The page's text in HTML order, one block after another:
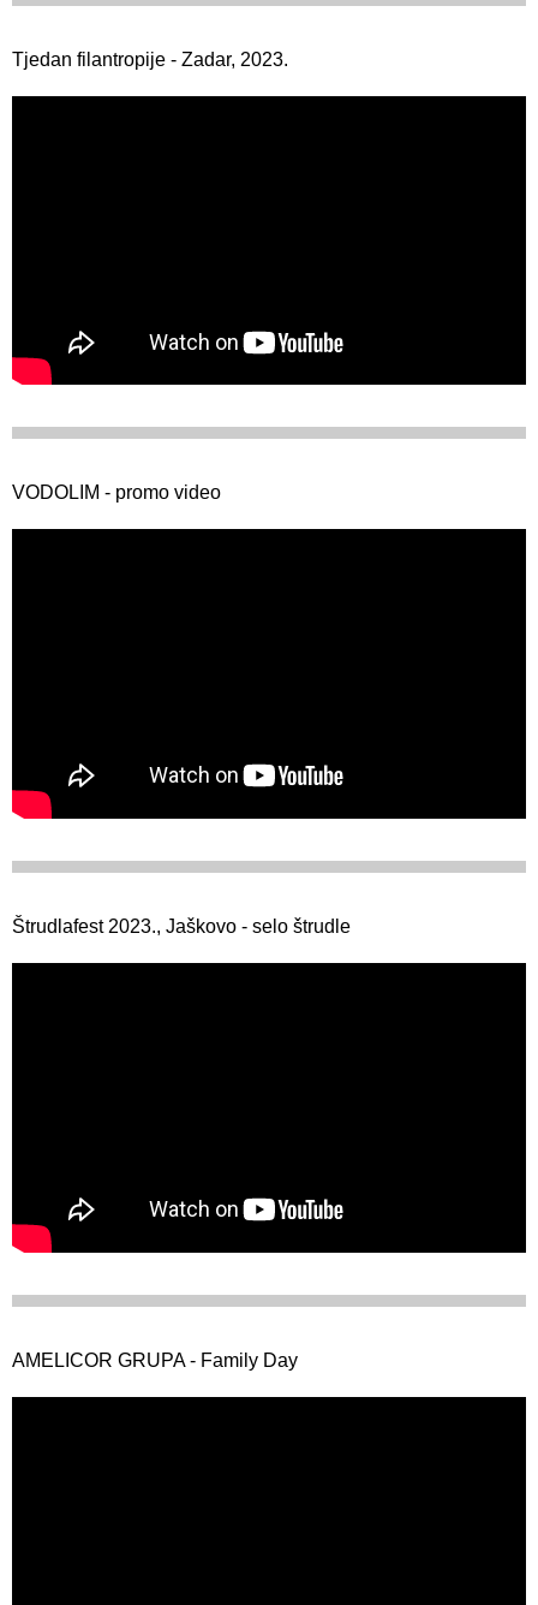
Tjedan filantropije - Zadar, 2023.
VODOLIM - promo video
Štrudlafest 2023., Jaškovo - selo štrudle​
AMELICOR GRUPA - Family Day